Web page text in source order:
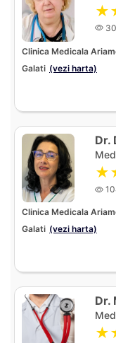
Clinica Medicala
Galati (vezi harta)
Dr.
Clinica Medicala
Galati (vezi harta)
Dr.